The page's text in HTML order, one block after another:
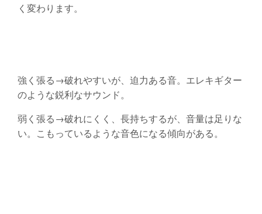
く変わります。
強く張る→破れやすいが、迫力ある音。エレキギター
のような鋭利なサウンド。
弱く張る→破れにくく、長持ちするが、音量は足りな
い。こもっているような音色になる傾向がある。